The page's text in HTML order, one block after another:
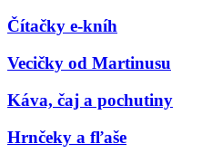
Čítačky e-kníh
Vecičky od Martinusu
Káva, čaj a pochutiny
Hrnčeky a fľaše